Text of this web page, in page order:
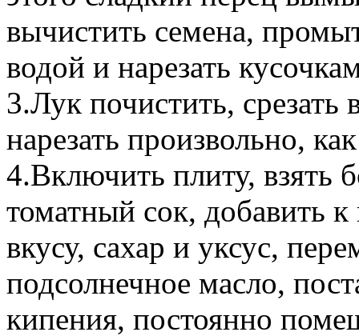
вычистить семена,
водой и нарезать
3.Лук почистить,
нарезать произвольно,
4.Включить плиту, взять
томатный сок, добавить
вкусу, сахар и уксус,
подсолнечное масло,
кипения, постоянно